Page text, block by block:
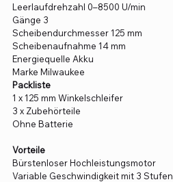
Leerlaufdrehzahl 0–8500 U/min
Gänge 3
Scheibendurchmesser 125 mm
Scheibenaufnahme 14 mm
Energiequelle Akku
Marke Milwaukee
Packliste
1 x 125 mm Winkelschleifer
3 x Zubehörteile
Ohne Batterie
Vorteile
Bürstenloser Hochleistungsmotor
Variable Geschwindigkeit mit 3 Stufen